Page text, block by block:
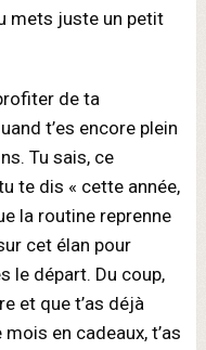
mets juste un petit
de ta
t’es encore plein
Tu sais, ce
te dis « cette année,
la routine reprenne
cet élan pour
le départ. Du coup,
et que t’as déjà
en cadeaux, t’as